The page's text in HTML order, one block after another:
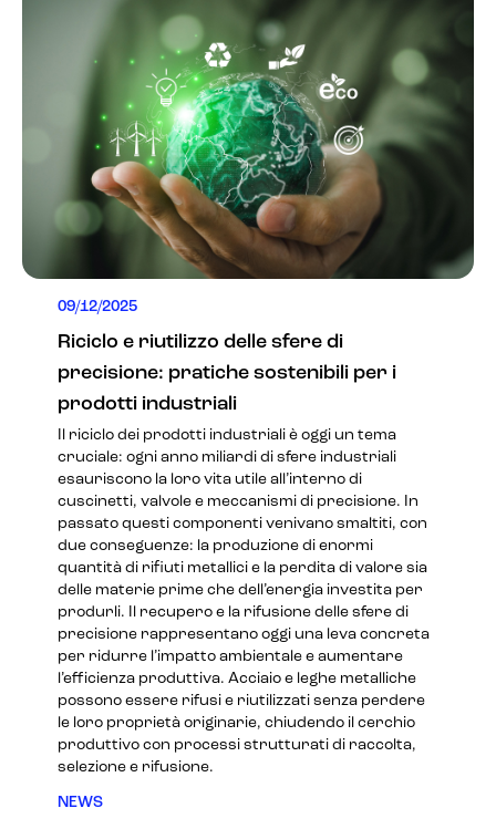
09/12/2025
Riciclo e riutilizzo delle sfere di
precisione: pratiche sostenibili per i
prodotti industriali
Il riciclo dei prodotti industriali è oggi un tema
cruciale: ogni anno miliardi di sfere industriali
esauriscono la loro vita utile all’interno di
cuscinetti, valvole e meccanismi di precisione. In
passato questi componenti venivano smaltiti, con
due conseguenze: la produzione di enormi
quantità di rifiuti metallici e la perdita di valore sia
delle materie prime che dell’energia investita per
produrli. Il recupero e la rifusione delle sfere di
precisione rappresentano oggi una leva concreta
per ridurre l’impatto ambientale e aumentare
l’efficienza produttiva. Acciaio e leghe metalliche
possono essere rifusi e riutilizzati senza perdere
le loro proprietà originarie, chiudendo il cerchio
produttivo con processi strutturati di raccolta,
selezione e rifusione.
NEWS